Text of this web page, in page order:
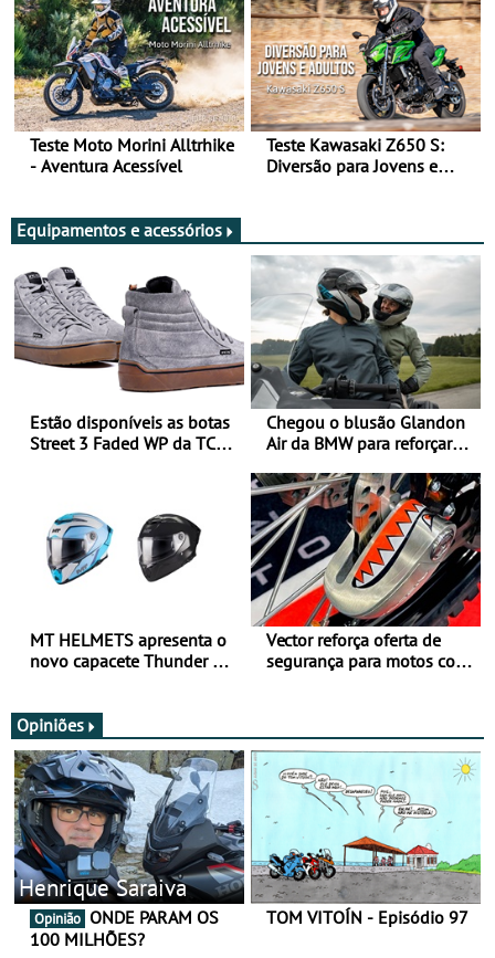
Teste Moto Morini Alltrhike
- Aventura Acessível
Teste Kawasaki Z650 S:
Diversão para Jovens e
Equipamentos e acessórios
Estão disponíveis as botas
Street 3 Faded WP da TCX
Chegou o blusão Glandon
Air da BMW para reforçar
verão
MT HELMETS apresenta o
novo capacete Thunder 4 R
Vector reforça oferta de
segurança para motos com
Opiniões
Henrique Saraiva
Opinião
100 MILHÕES?
TOM VITOÍN - Episódio 97